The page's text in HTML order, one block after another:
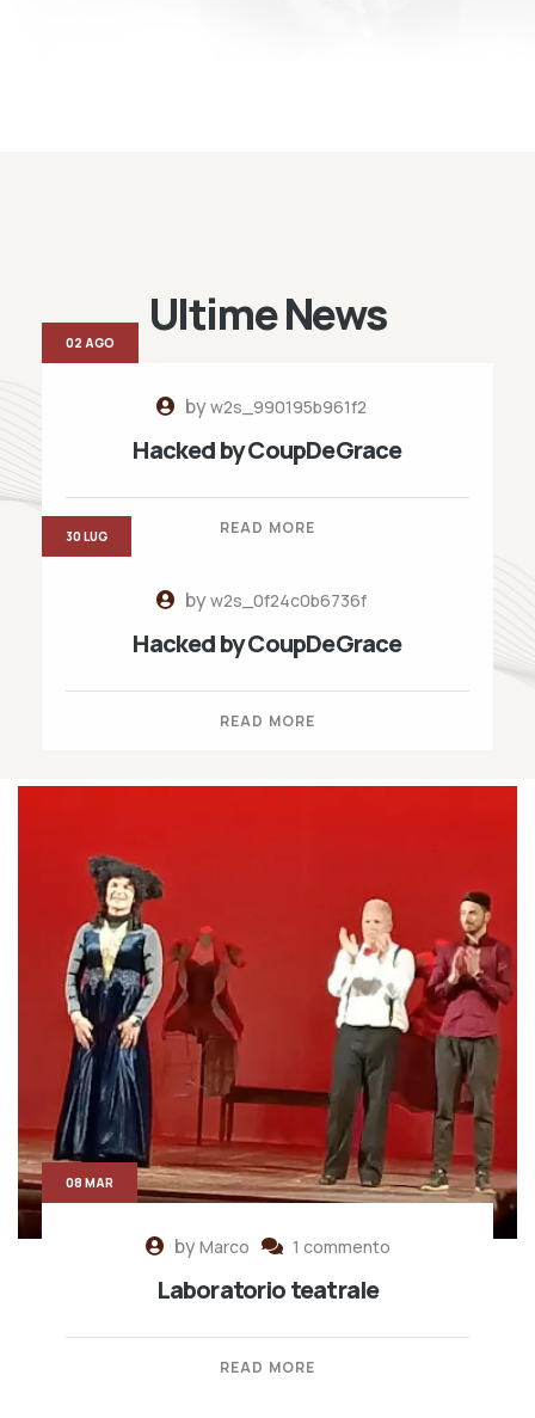
Ultime News
byw2s_990195b961f2
Hacked by CoupDeGrace
READ MORE
02 AGO
byw2s_0f24c0b6736f
Hacked by CoupDeGrace
READ MORE
30 LUG
byMarco 1 commento
Laboratorio teatrale
READ MORE
08 MAR